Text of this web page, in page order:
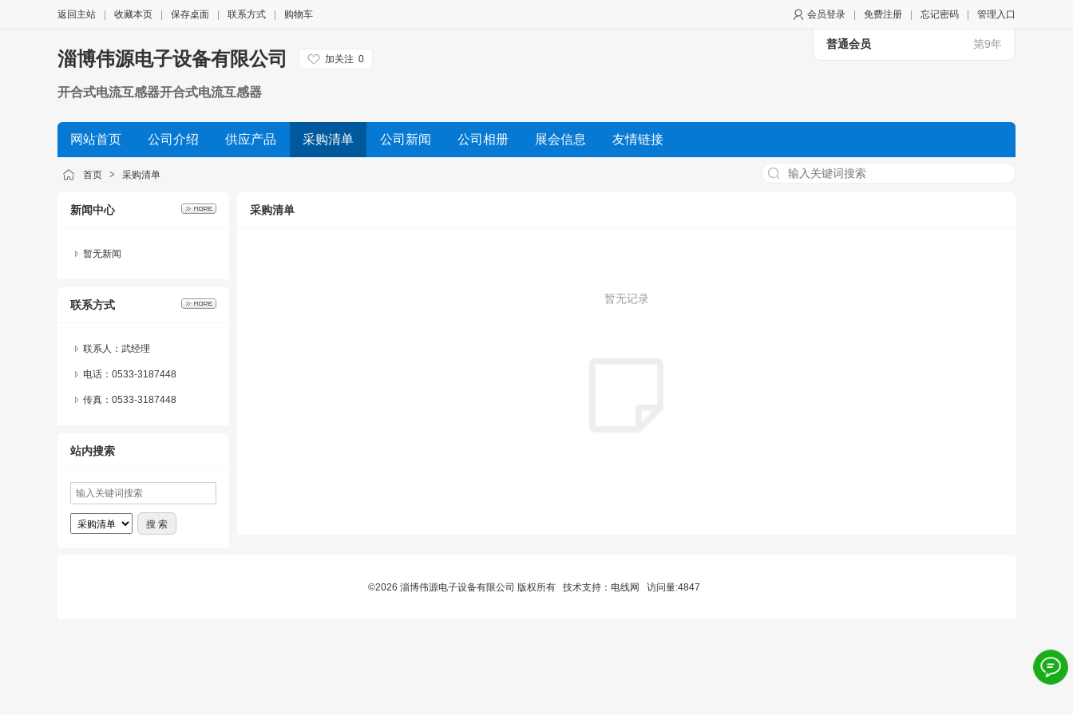
会员登录 免费注册 忘记密码 管理入口
返回主站 收藏本页 保存桌面 联系方式 购物车
普通会员 第9年
淄博伟源电子设备有限公司 加关注 0
开合式电流互感器开合式电流互感器
网站首页 公司介绍 供应产品 采购清单 公司新闻 公司相册 展会信息 友情链接
首页 > 采购清单
新闻中心
暂无新闻
联系方式
联系人：武经理
电话：0533-3187448
传真：0533-3187448
站内搜索
采购清单
暂无记录
©2026 淄博伟源电子设备有限公司 版权所有 技术支持： 电线网 访问量:4847